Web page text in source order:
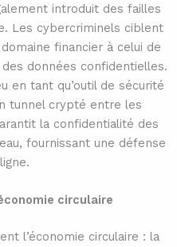
introduit des failles
Les cybercriminels ciblent
financier à celui de
données confidentielles.
en tant qu’outil de sécurité
tunnel crypté entre les
la confidentialité des
fournissant une défense
circulaire
l’économie circulaire : la